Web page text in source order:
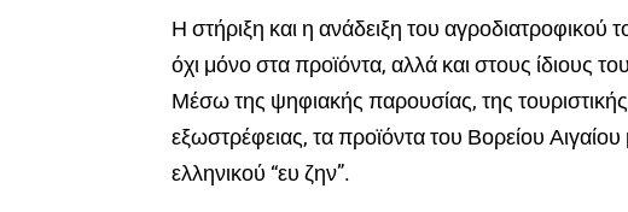
Η στήριξη και η ανάδειξη του αγροδιατροφικού
όχι μόνο στα προϊόντα, αλλά και στους ίδιους
Μέσω της ψηφιακής παρουσίας, της
εξωστρέφειας, τα προϊόντα του Βορείου
ελληνικού “ευ ζην”.